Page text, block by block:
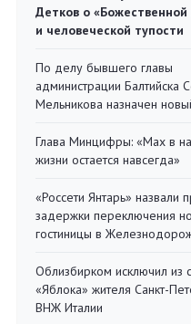
Детков о
и человеческой тупости
По делу бывшего главы
администрации Балтийска
Мельникова назначен
Глава Минцифры: «Мах в
жизни остается навсегда»
«Россети Янтарь» назвали
задержки переключения
гостиницы в
Облизбирком исключил из
«Яблока» жителя Санкт-
ВНЖ Италии